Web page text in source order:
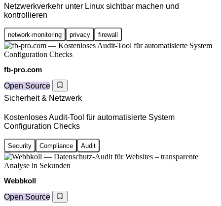
Netzwerkverkehr unter Linux sichtbar machen und
kontrollieren
network-monitoring privacy firewall
fb-pro.com
Open Source
Sicherheit & Netzwerk
Kostenloses Audit-Tool für automatisierte System
Configuration Checks
Security Compliance Audit
Webbkoll
Open Source